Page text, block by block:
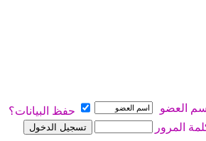
اسم العضو
حفظ البيانات؟
المرور